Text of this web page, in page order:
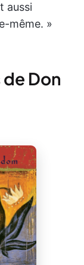
aussi
même. »
Don